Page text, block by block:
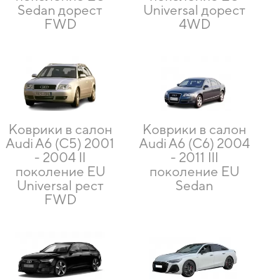
Sedan дорест
FWD
Universal дорест
4WD
Коврики в салон
Audi A6 (C5) 2001
- 2004 II
поколение EU
Universal рест
FWD
Коврики в салон
Audi A6 (C6) 2004
- 2011 III
поколение EU
Sedan